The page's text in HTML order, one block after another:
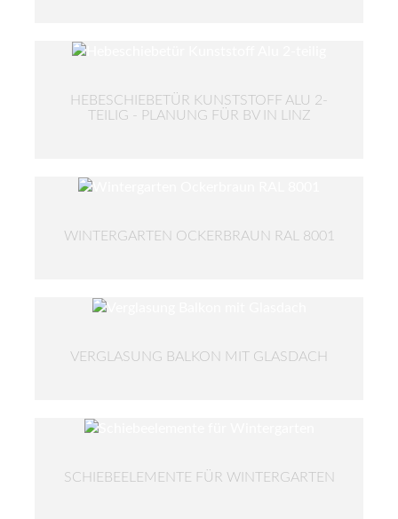
HEBESCHIEBETÜR KUNSTSTOFF ALU 2-
TEILIG - PLANUNG FÜR BV IN LINZ
WINTERGARTEN OCKERBRAUN RAL 8001
VERGLASUNG BALKON MIT GLASDACH
SCHIEBEELEMENTE FÜR WINTERGARTEN